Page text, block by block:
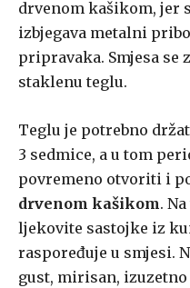
drvenom kašikom, jer
izbjegava metalni
pripravaka. Smjesa se
staklenu teglu.
Teglu je potrebno
3 sedmice, a u tom
povremeno otvoriti i
drvenom kašikom.
ljekovite sastojke iz
raspoređuje u smjesi.
gust, mirisan,